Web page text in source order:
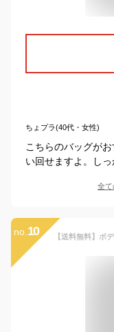
ちょプラ(40代・女性)
こちらのバッグが
い回せますよ。しっ
全て
no. 10